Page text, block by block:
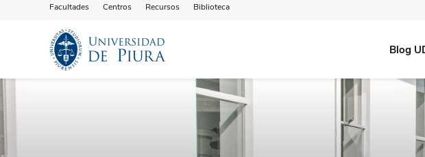
Facultades Centros Recursos Biblioteca
Blog